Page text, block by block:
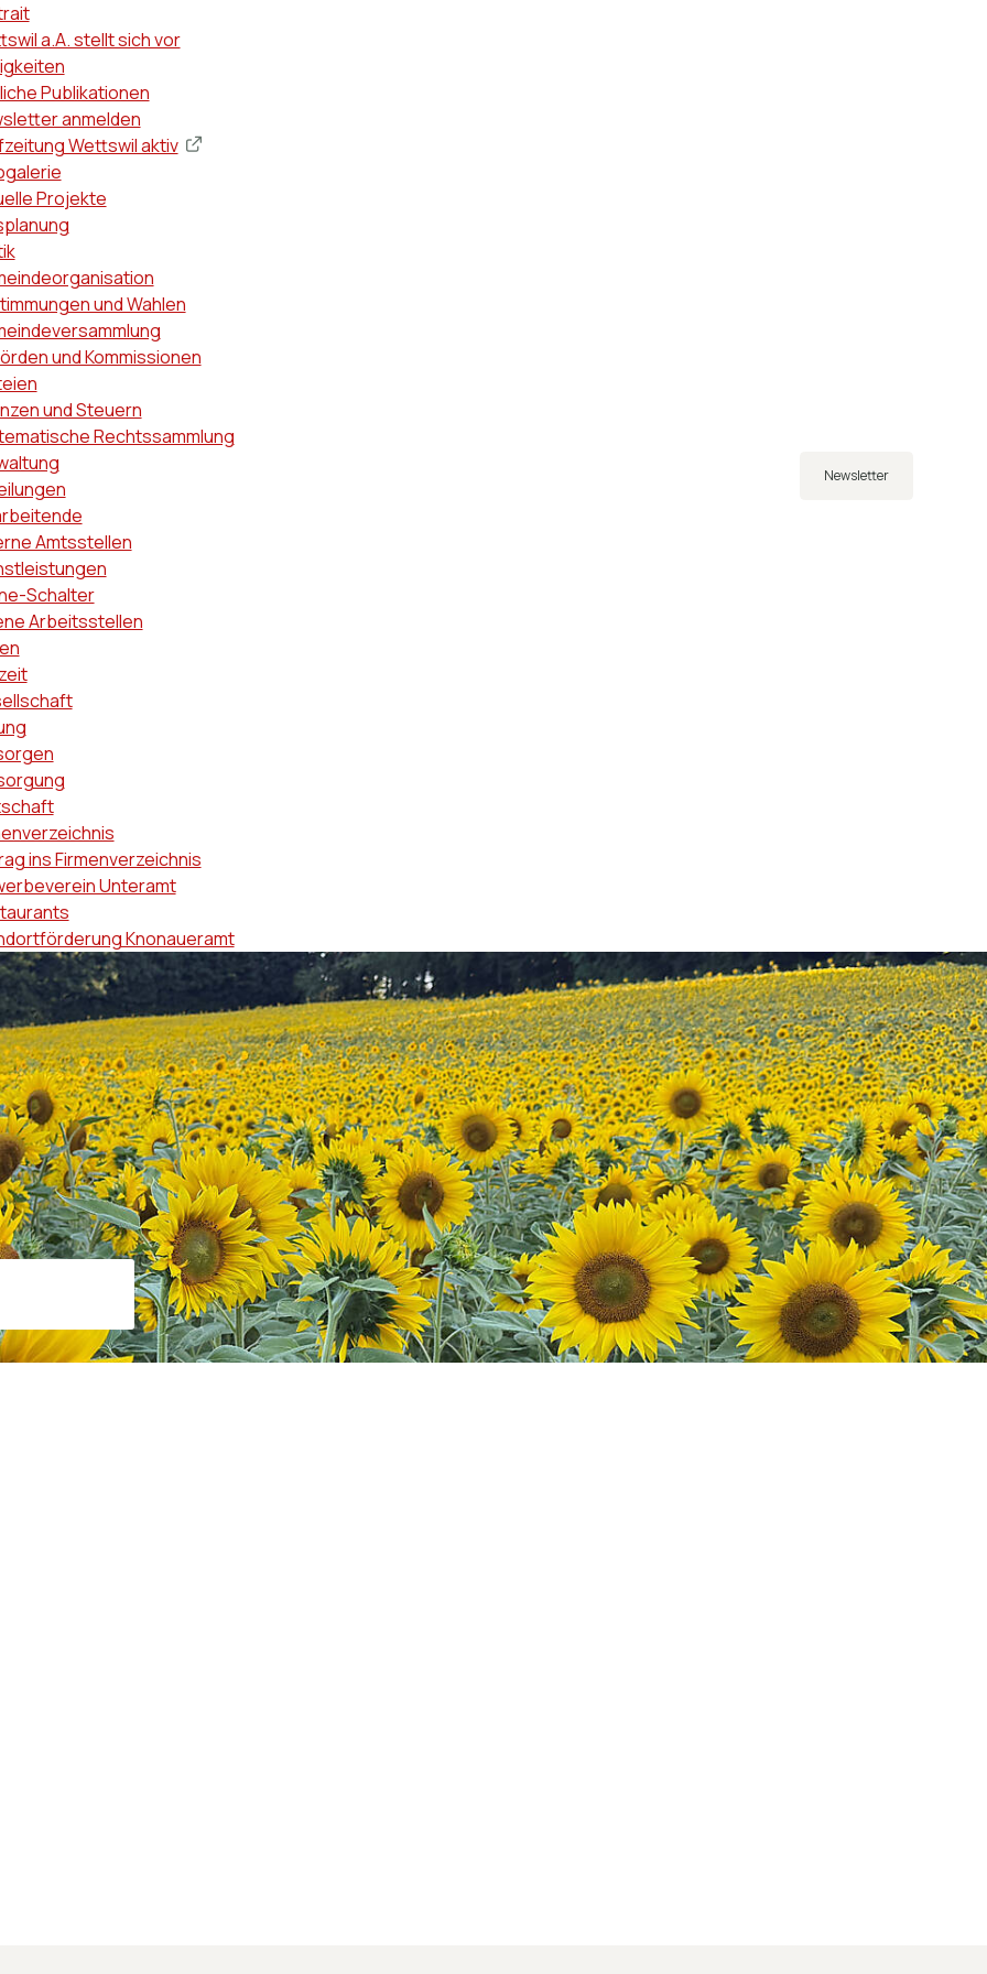
a.A. stellt sich vor
Publikationen
anmelden
Wettswil aktiv
Projekte
und Wahlen
und Kommissionen
und Steuern
Rechtssammlung
Amtsstellen
Schalter
Arbeitsstellen
ins Firmenverzeichnis
Unteramt
Knonaueramt
Newsletter
Suche starten